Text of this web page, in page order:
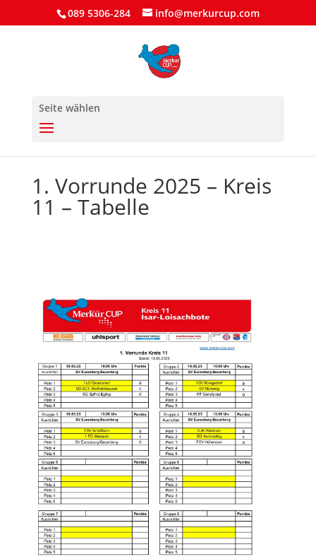
089 5306-284 info@merkurcup.com
Seite wählen
1. Vorrunde 2025 – Kreis
11 – Tabelle